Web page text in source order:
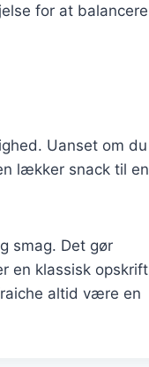
for at balancere
Uanset om du
lækker snack til en
smag. Det gør
en klassisk opskrift
altid være en